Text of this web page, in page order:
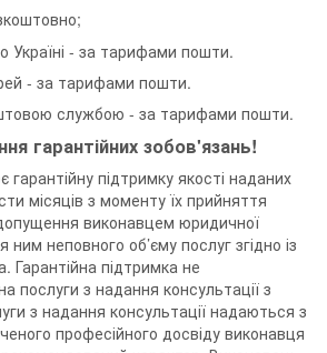
- за тарифами пошти.
- за тарифами пошти.
службою - за тарифами пошти.
гарантійних зобов'язань!
гарантійну підтримку якості наданих
місяців з моменту їх прийняття
виконавцем юридичної
неповного об’єму послуг згідно із
Гарантійна підтримка не
послуги з надання консультації з
з надання консультації надаються з
професійного досвіду виконавця